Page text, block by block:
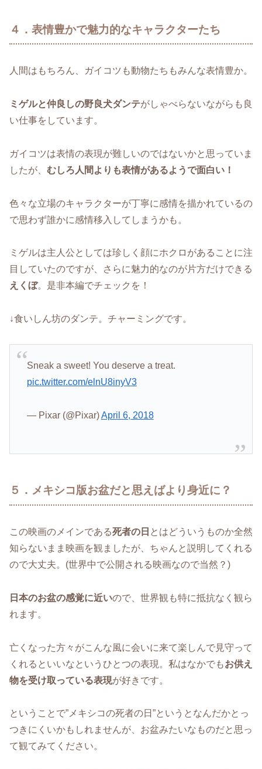
４．表情豊かで魅力的なキャラクターたち
人間はもちろん、ガイコツも動物たちもみんな表情豊か。
ミゲルと仲良しの野良犬ダンテがしゃべらないながらも良
い仕事をしています。
ガイコツは表情の表現が難しいのではないかと思っていま
したが、 むしろ人間よりも表情があるようで面白い！
色々な立場のキャラクターが丁寧に感情を描かれているの
で思わず誰かに感情移入してしまうかも。
ミゲルは主人公としては珍しく顔にホクロがあることに注
目していたのですが、さらに魅力的なのが片方だけできる
えくぼ。是非本編でチェックを！
↓食いしん坊のダンテ。チャーミングです。
Sneak a sweet! You deserve a treat.
pic.twitter.com/elnU8inyV3
— Pixar (@Pixar)April 6, 2018
５．メキシコ版お盆だと思えばより身近に？
この映画のメインである死者の日 とはどういうものか全然
知らないまま映画を観ましたが、ちゃんと説明してくれる
ので大丈夫。(世界中で公開される映画なので当然？)
日本のお盆の感覚に近いので、世界観も特に抵抗なく観ら
れます。
亡くなった方々がこんな風に会いに来て楽しんで見守って
くれるといいなというひとつの表現。私はなかでもお供え
物を受け取っている表現が好きです。
ということで”メキシコの死者の日”というとなんだかとっ
つきにくいかもしれませんが、お盆みたいなものだと思っ
て観てみてください。